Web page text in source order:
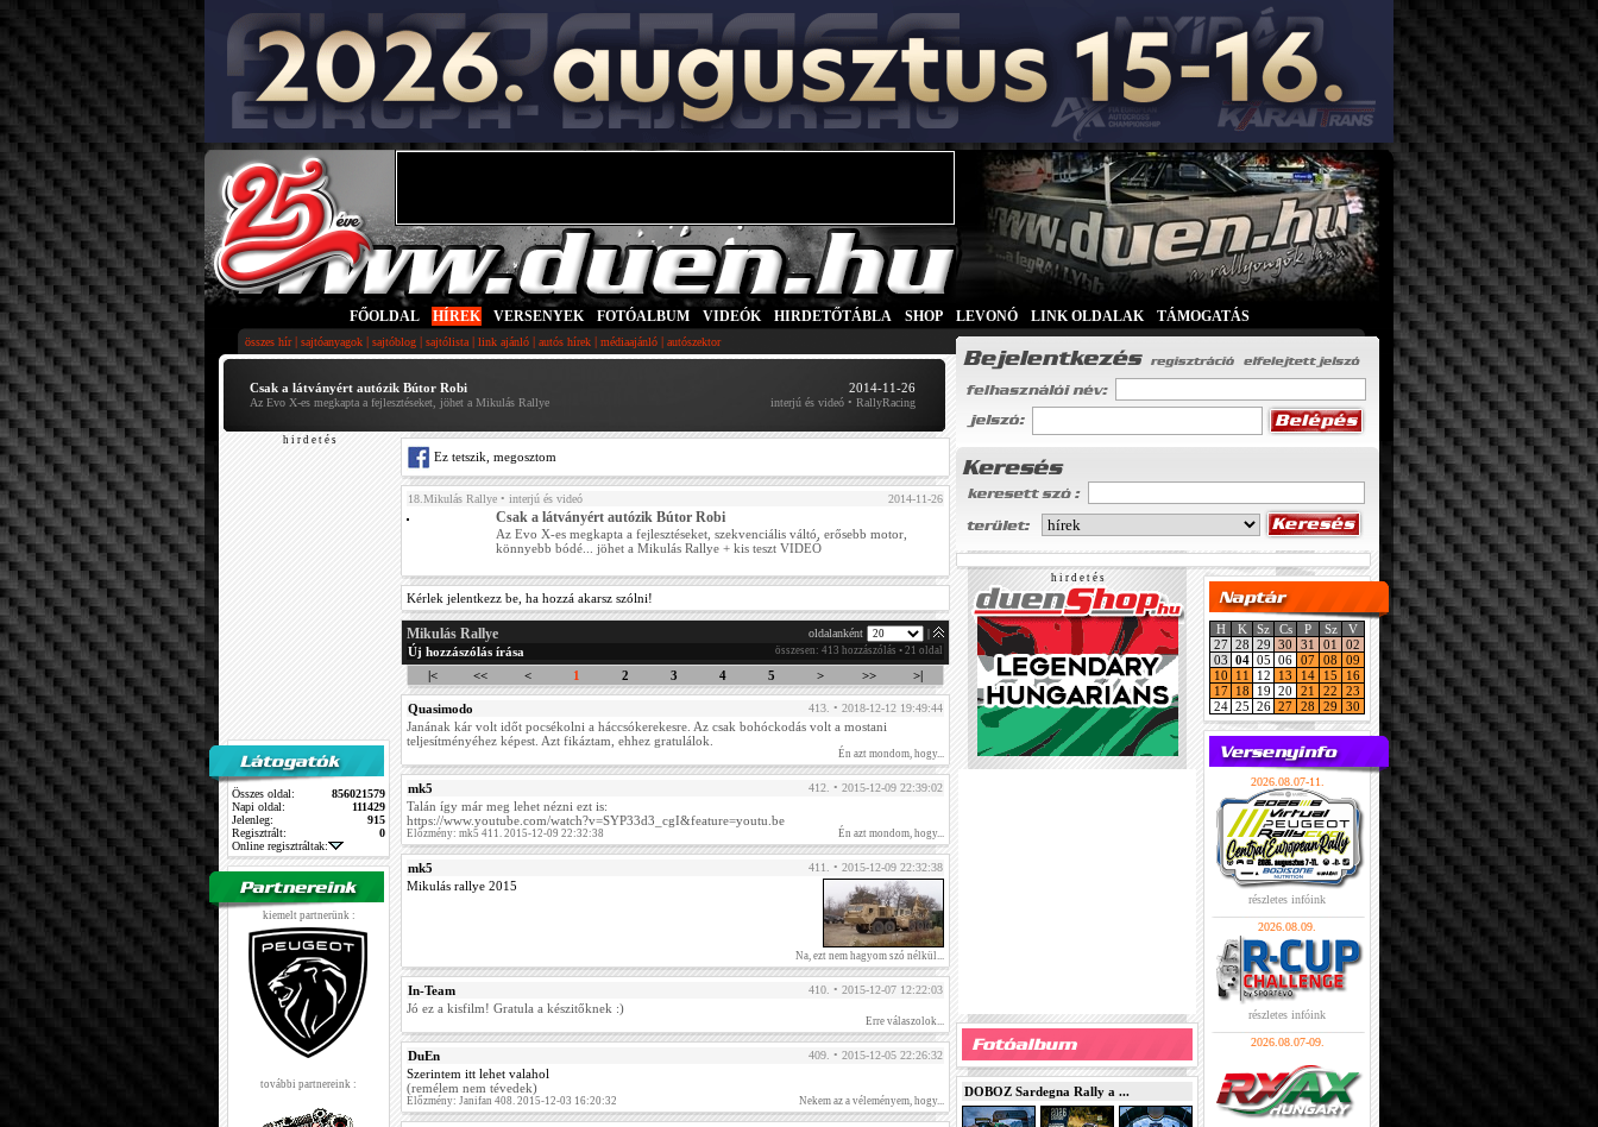
FŐOLDAL HÍREK VERSENYEK FOTÓALBUM VIDEÓK HIRDETŐTÁBLA SHOP LEVONÓ LINK OLDALAK TÁMOGATÁS
összes hír| sajtóanyagok | sajtóblog | sajtólista | link ajánló | autós hírek | médiaajánló | autószektor
Csak a látványért autózik Bútor Robi
Az Evo X-es megkapta a fejlesztéseket, jöhet a Mikulás Rallye
2014-11-26
interjú és videó • RallyRacing
h i r d e t é s
Összes oldal:
856021579
Napi oldal:
111429
Jelenleg:
915
Regisztrált:
0
Online regisztráltak:
kiemelt partnerünk :
további partnereink :
Ez tetszik, megosztom
18.Mikulás Rallye • interjú és videó 2014-11-26
Csak a látványért autózik Bútor Robi
Az Evo X-es megkapta a fejlesztéseket, szekvenciális váltó, erősebb motor,
könnyebb bódé... jöhet a Mikulás Rallye + kis teszt VIDEÓ
Kérlek jelentkezz be, ha hozzá akarsz szólni!
Mikulás Rallye oldalanként
Új hozzászólás írása összesen: 413 hozzászólás • 21 oldal
|< << < 1 2 3 4 5 > >> >|
Quasimodo 413. • 2018-12-12 19:49:44
Janának kár volt időt pocsékolni a háccsókerekesre. Az csak bohóckodás volt a mostani
teljesítményéhez képest. Azt fikáztam, ehhez gratulálok.
Én azt mondom, hogy...
mk5 412. • 2015-12-09 22:39:02
Talán így már meg lehet nézni ezt is:
https://www.youtube.com/watch?v=SYP33d3_cgI&feature=youtu.be
Előzmény: mk5 411. 2015-12-09 22:32:38 Én azt mondom, hogy...
mk5 411. • 2015-12-09 22:32:38
Mikulás rallye 2015
Na, ezt nem hagyom szó nélkül...
In-Team 410. • 2015-12-07 12:22:03
Jó ez a kisfilm! Gratula a készitőknek :)
Erre válaszolok...
DuEn 409. • 2015-12-05 22:26:32
Szerintem itt lehet valahol
(remélem nem tévedek)
Előzmény: Janifan 408. 2015-12-03 16:20:32 Nekem az a véleményem, hogy...
h i r d e t é s
DOBOZ Sardegna Rally a ...
H K Sz Cs P Sz
V
27 28 29 30 31 01
02
03 04 05 06 07 08
09
10
11 12 13 14 15
16
17
18 19 20 21 22
23
24 25 26 27 28 29 30
2026.08.07-11.
részletes infóink
2026.08.09.
részletes infóink
2026.08.07-09.